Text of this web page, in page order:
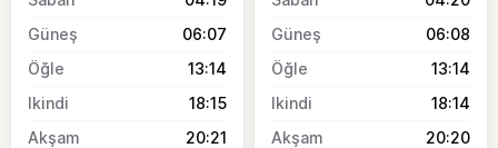
06:07
13:14
18:15
20:21
06:08
13:14
18:14
20:20